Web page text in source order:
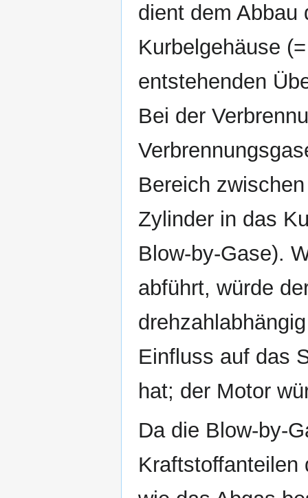
dient dem Abbau
Kurbelgehäuse
entstehenden
Bei der
Bereich
Zylinder in das
Blow-by-Gase).
abführt, würde
Einfluss auf das
hat; der Motor
Da die Blow-by-
Kraftstoffanteilen